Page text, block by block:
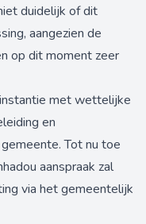
duidelijk of dit
aangezien de
op dit moment zeer
met wettelijke
en
Tot nu toe
aanspraak zal
via het gemeentelijk